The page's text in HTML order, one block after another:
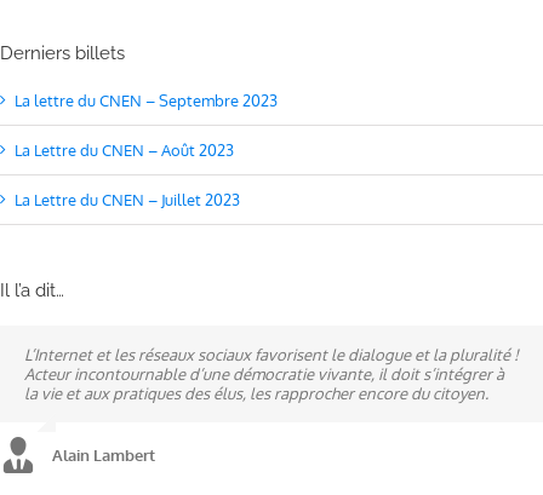
Derniers billets
La lettre du CNEN – Septembre 2023
La Lettre du CNEN – Août 2023
La Lettre du CNEN – Juillet 2023
Il l’a dit…
L’Internet et les réseaux sociaux favorisent le dialogue et la pluralité !
Acteur incontournable d’une démocratie vivante, il doit s’intégrer à
la vie et aux pratiques des élus, les rapprocher encore du citoyen.
Alain Lambert
Ne pas subir, mais construire son destin, telle est la philosophie qui
n’a cessé de mobiliser la ville d’Alençon, son agglomération et ses
élus.
Alain Lambert
A mes yeux, la politique est synonyme de service : un sénateur doit
être au service des élus et des communes comme un maire sait si bien
l’être au service des habitants.
Alain Lambert